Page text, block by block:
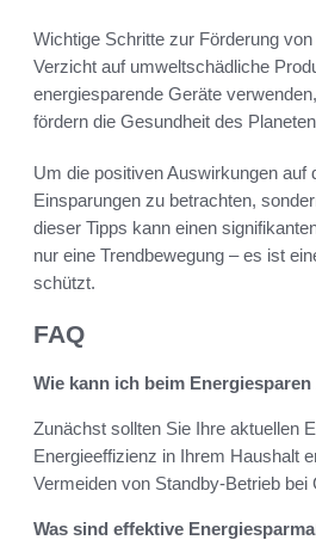
Wichtige Schritte zur Förderung
Verzicht auf umweltschädliche
energiesparende Geräte
fördern die Gesundheit des
Um die positiven Auswirkungen
Einsparungen zu betrachten,
dieser Tipps kann einen
nur eine Trendbewegung – es ist
schützt.
FAQ
Wie kann ich beim
Zunächst sollten Sie Ihre aktuellen
Energieeffizienz in Ihrem Haushalt
Vermeiden von Standby-Betrieb
Was sind effektive